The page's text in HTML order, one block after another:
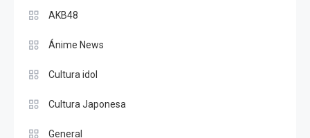
AKB48
Ánime News
Cultura idol
Cultura Japonesa
General